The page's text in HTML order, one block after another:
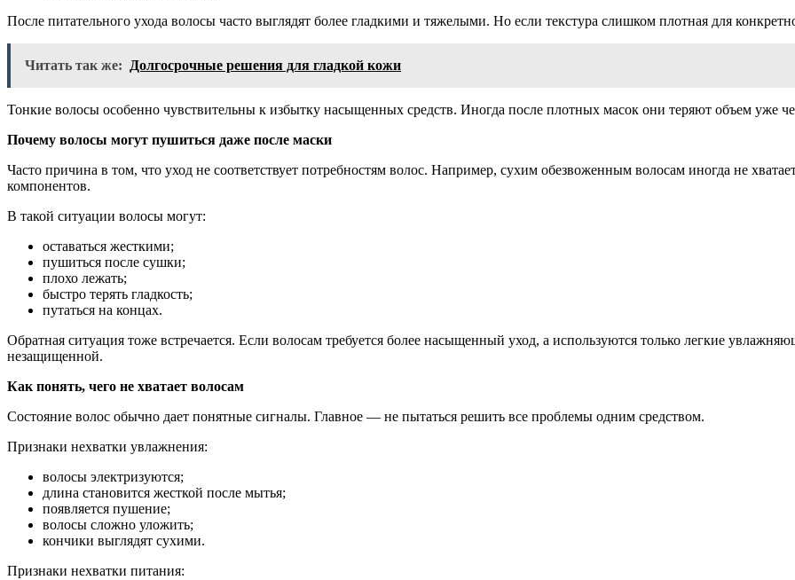
После питательного ухода волосы часто выглядят более гладкими и тяжелыми. Но если текстура слишком плотная для
Читать так же: Долгосрочные решения для гладкой кожи
Тонкие волосы особенно чувствительны к избытку насыщенных средств. Иногда после плотных масок они теряют объем уже
Почему волосы могут пушиться даже после маски
Часто причина в том, что уход не соответствует потребностям волос. Например, сухим обезвоженным волосам иногда не
компонентов.
В такой ситуации волосы могут:
оставаться жесткими;
пушиться после сушки;
плохо лежать;
быстро терять гладкость;
путаться на концах.
Обратная ситуация тоже встречается. Если волосам требуется более насыщенный уход, а используются только легкие
незащищенной.
Как понять, чего не хватает волосам
Состояние волос обычно дает понятные сигналы. Главное — не пытаться решить все проблемы одним средством.
Признаки нехватки увлажнения:
волосы электризуются;
длина становится жесткой после мытья;
появляется пушение;
волосы сложно уложить;
кончики выглядят сухими.
Признаки нехватки питания: